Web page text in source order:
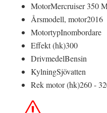
MotorMercruiser 350
Årsmodell, motor2016
MotortypInombordare
Effekt (hk)300
DrivmedelBensin
KylningSjövatten
Rek motor (hk)260 -